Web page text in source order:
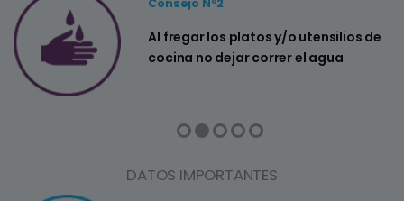
Consejo Nº2
Al fregar los platos y/o utensilios de
cocina no dejar correr el agua
DATOS IMPORTANTES